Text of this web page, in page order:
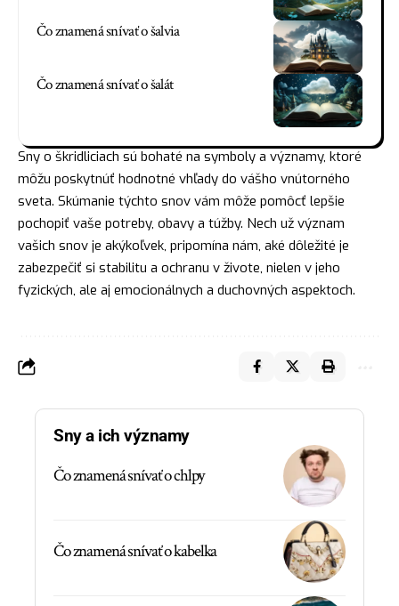
Čo znamená snívať o šalvia
Čo znamená snívať o šalát
Sny o škridliciach sú bohaté na symboly a významy, ktoré
môžu poskytnúť hodnotné vhľady do vášho vnútorného
sveta. Skúmanie týchto snov vám môže pomôcť lepšie
pochopiť vaše potreby, obavy a túžby. Nech už význam
vašich snov je akýkoľvek, pripomína nám, aké dôležité je
zabezpečiť si stabilitu a ochranu v živote, nielen v jeho
fyzických, ale aj emocionálnych a duchovných aspektoch.
Sny a ich významy
Čo znamená snívať o chlpy
Čo znamená snívať o kabelka